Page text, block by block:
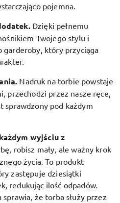
pojemna.
. Dzięki pełnemu
Twojego stylu i
garderoby, który przyciąga
Nadruk na torbie powstaje
przechodzi przez nasze ręce,
sprawdzony pod każdym
wyjściu z
robisz mały, ale ważny krok
życia. To produkt
zastępuje dziesiątki
redukując ilość odpadów.
że torba służy przez